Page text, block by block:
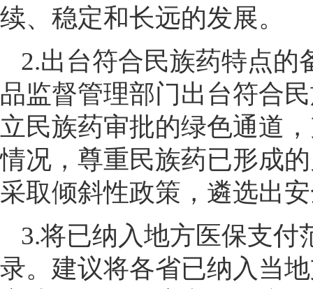
续、稳定和长远的发展。
2.出台符合民族药特点的
品监督管理部门出台符合
立民族药审批的绿色通道
情况，尊重民族药已形成
采取倾斜性政策，遴选出
3.将已纳入地方医保支付
录。建议将各省已纳入当